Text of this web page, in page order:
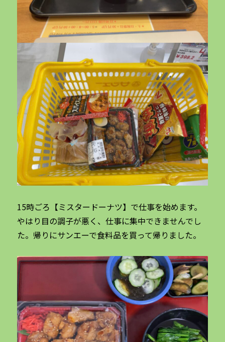
15時ごろ【ミスタードーナツ】で仕事を始めます。
やはり目の調子が悪く、仕事に集中できませんでし
た。帰りにサンエーで食料品を買って帰りました。